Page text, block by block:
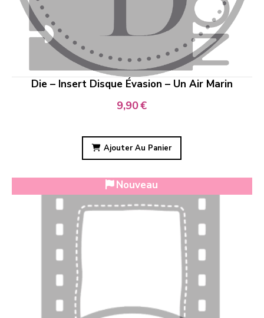
Die – Insert Disque Évasion – Un Air Marin
9,90€
Ajouter Au Panier
Nouveau